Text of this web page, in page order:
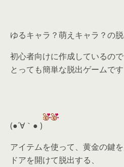
ゆるキャラ？萌えキャラ？の脱
初心者向けに作成しているので
とっても簡単な脱出ゲームです
(●´∀｀● )
アイテムを使って、黄金の鍵を
ドアを開けて脱出する、